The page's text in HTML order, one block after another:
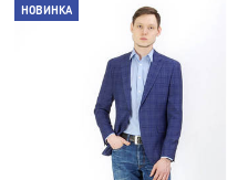
НОВИНКА